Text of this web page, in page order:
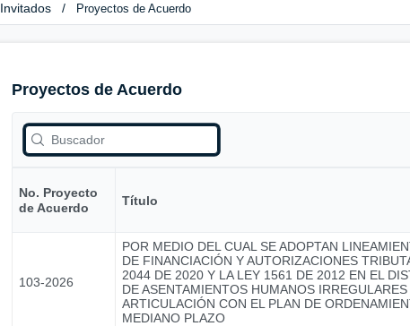
Invitados / Proyectos de Acuerdo
Proyectos de Acuerdo
No. Proyecto
de Acuerdo
Título
103-2026
POR MEDIO DEL CUAL SE ADOPTAN
DE FINANCIACIÓN Y AUTORIZACIONES
2044 DE 2020 Y LA LEY 1561 DE 2012 EN EL
DE ASENTAMIENTOS HUMANOS
ARTICULACIÓN CON EL PLAN DE
MEDIANO PLAZO